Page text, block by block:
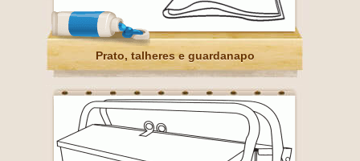
Prato, talheres e guardanapo